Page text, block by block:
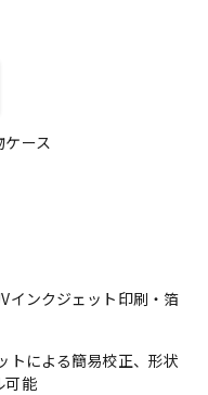
ース
インクジェット印刷・箔
トによる簡易校正、形状
可能